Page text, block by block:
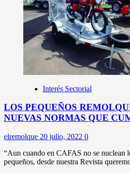
Interés Sectorial
LOS PEQUEÑOS
NUEVAS NORMAS QUE
elremolque 20 julio, 2022 0
“Aun cuando en CAFAS no se nuclean
pequeños, desde nuestra Revista